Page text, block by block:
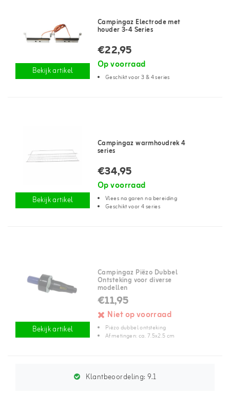
Bekijk artikel
Campingaz Electrode met
houder 3-4 Series
€22,95
Op voorraad
Geschikt voor 3 & 4 series
Bekijk artikel
Campingaz warmhoudrek 4
series
€34,95
Op voorraad
Vlees na garen na bereiding
Geschikt voor 4 series
Bekijk artikel
Campingaz Piëzo Dubbel
Ontsteking voor diverse
modellen
€11,95
Niet op voorraad
Piëzo dubbel ontsteking
Afmetingen: ca. 7.5x2.5 cm
Klantbeoordeling:9.1